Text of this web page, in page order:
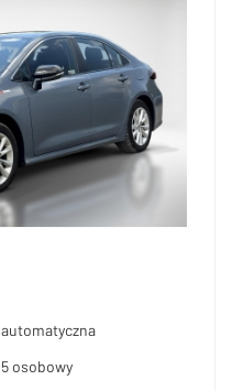
automatyczna
5 osobowy